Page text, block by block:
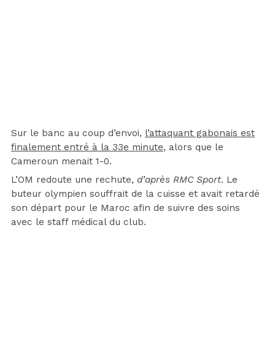
Sur le banc au coup d’envoi, l’attaquant gabonais est
finalement entré à la 33e minute, alors que le
Cameroun menait 1-0.
L’OM redoute une rechute, d’après RMC Sport. Le
buteur olympien souffrait de la cuisse et avait retardé
son départ pour le Maroc afin de suivre des soins
avec le staff médical du club.